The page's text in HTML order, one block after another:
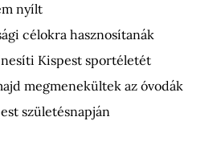
nyílt
célokra hasznosítanák
Kispest sportéletét
megmenekültek az óvodák
születésnapján